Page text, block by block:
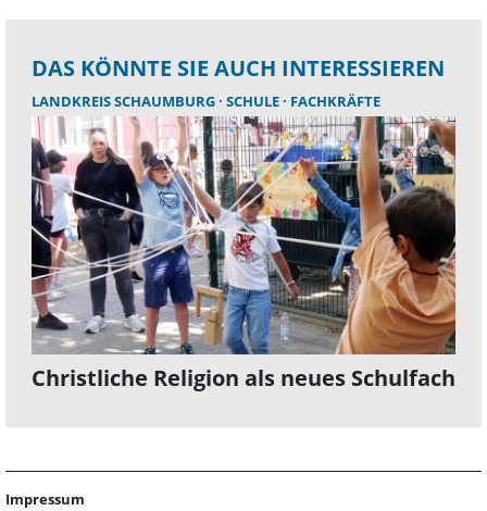
DAS KÖNNTE SIE AUCH INTERESSIEREN
LANDKREIS SCHAUMBURG SCHULE FACHKRÄFTE
Christliche Religion als neues Schulfach
Impressum